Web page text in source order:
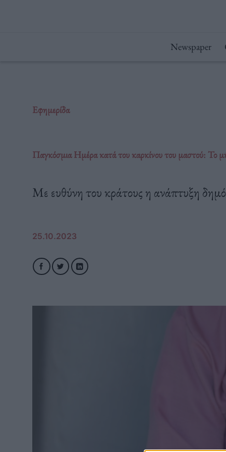
Newspaper
Εφημερίδα
Παγκόσμια Ημέρα κατά του καρκίνου του μαστού: Το
Με ευθύνη του κράτους η ανάπτυξη
25.10.2023